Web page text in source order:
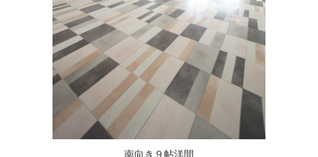
南向き９帖洋間